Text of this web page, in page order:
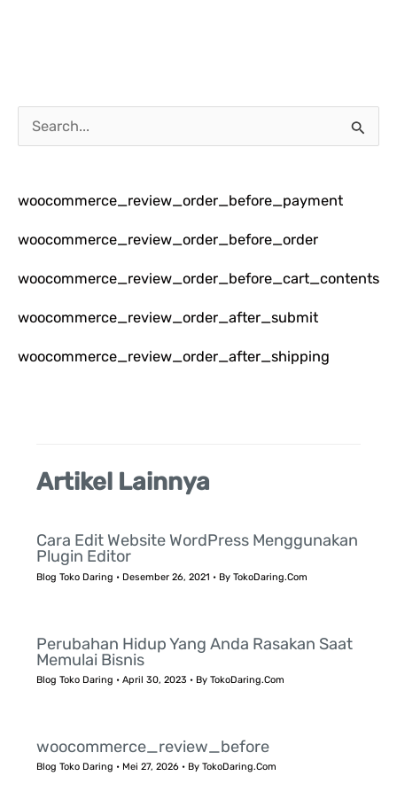
a
i
u
t
u
woocommerce_review_order_before_payment
woocommerce_review_order_before_order
woocommerce_review_order_before_cart_contents
woocommerce_review_order_after_submit
woocommerce_review_order_after_shipping
Artikel Lainnya
Cara Edit Website WordPress Menggunakan
Plugin Editor
Blog Toko Daring • Desember 26, 2021 • ByTokoDaring.Com
Perubahan Hidup Yang Anda Rasakan Saat
Memulai Bisnis
Blog Toko Daring •April 30, 2023 • ByTokoDaring.Com
woocommerce_review_before
Blog Toko Daring • Mei 27, 2026 • ByTokoDaring.Com